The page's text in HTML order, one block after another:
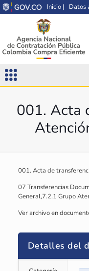
Inicio | Datos
001. Acta
001. Acta de
07 Transferencias
General,7.2.1 Grupo
Ver archivo en
Detalles del